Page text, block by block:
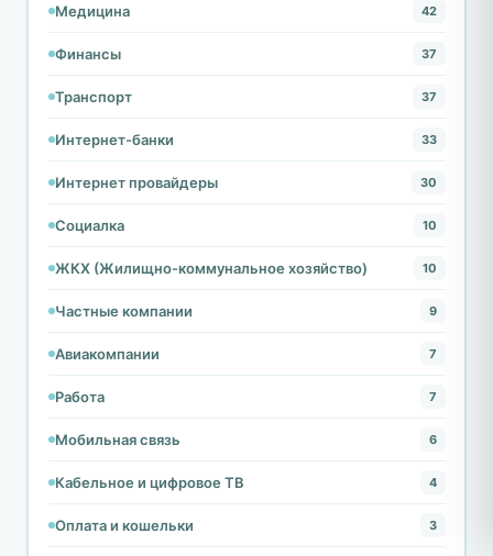
Медицина 42
Финансы 37
Транспорт 37
Интернет-банки 33
Интернет провайдеры 30
Социалка 10
ЖКХ (Жилищно-коммунальное хозяйство) 10
Частные компании 9
Авиакомпании 7
Работа 7
Мобильная связь 6
Кабельное и цифровое ТВ 4
Оплата и кошельки 3